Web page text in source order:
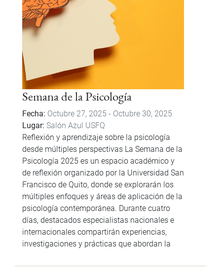
Semana de la Psicología
Fecha Octubre 27, 2025 - Octubre 30, 2025
Lugar Salón Azul USFQ
Reflexión y aprendizaje sobre la psicología
desde múltiples perspectivas La Semana de la
Psicología 2025 es un espacio académico y
de reflexión organizado por la Universidad San
Francisco de Quito, donde se explorarán los
múltiples enfoques y áreas de aplicación de la
psicología contemporánea. Durante cuatro
días, destacados especialistas nacionales e
internacionales compartirán experiencias,
investigaciones y prácticas que abordan la